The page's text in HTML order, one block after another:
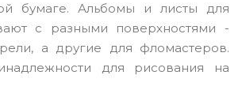
бумаге. Альбомы и листы для
с разными поверхностями -
а другие для фломастеров.
для рисования на